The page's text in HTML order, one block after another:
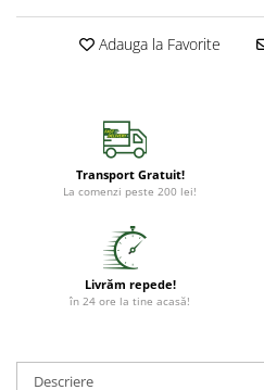
Adauga la Favorite
Transport Gratuit!
La comenzi peste 200 lei!
Livrăm repede!
în 24 ore la tine acasă!
Descriere